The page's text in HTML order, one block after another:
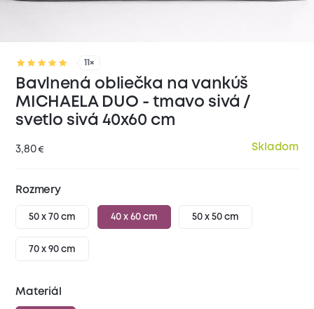
11×
Bavlnená obliečka na vankúš
MICHAELA DUO - tmavo sivá /
svetlo sivá 40x60 cm
3,80€ Skladom
Rozmery
50 x 70 cm 40 x 60 cm 50 x 50 cm
70 x 90 cm
Materiál